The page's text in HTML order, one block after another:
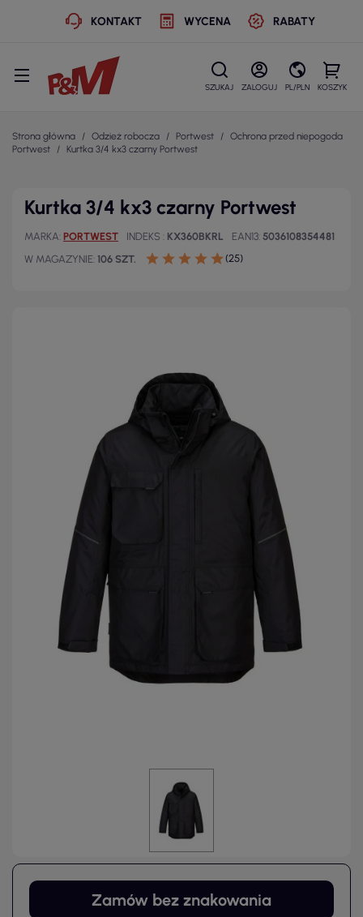
KONTAKT WYCENA RABATY
SZUKAJ ZALOGUJ PL/PLN KOSZYK
Strona główna Odzież robocza Portwest
Ochrona przed niepogoda
Portwest
Kurtka 3/4 kx3 czarny Portwest
Kurtka 3/4 kx3 czarny Portwest
MARKA PORTWEST INDEKS KX360BKRL EAN13 5036108354481
W MAGAZYNIE 106 SZT. (25)
Zamów bez znakowania